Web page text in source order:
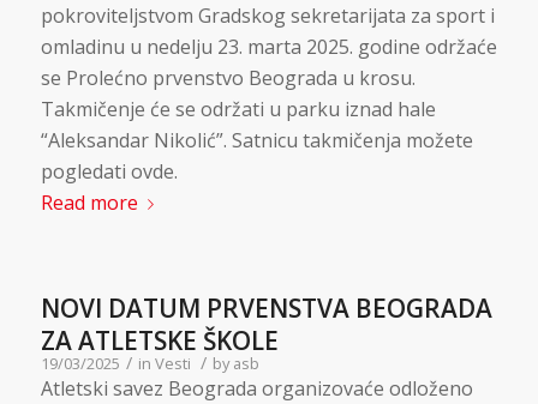
pokroviteljstvom Gradskog sekretarijata za sport i
omladinu u nedelju 23. marta 2025. godine održaće
se Prolećno prvenstvo Beograda u krosu.
Takmičenje će se održati u parku iznad hale
“Aleksandar Nikolić”. Satnicu takmičenja možete
pogledati ovde.
Read more
NOVI DATUM PRVENSTVA BEOGRADA
ZA ATLETSKE ŠKOLE
19/03/2025 / in Vesti / byasb
Atletski savez Beograda organizovaće odloženo